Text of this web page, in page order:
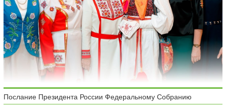
Послание Президента России Федеральному Собранию